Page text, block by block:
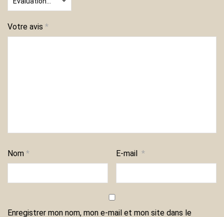
Votre avis *
Nom * E-mail*
Enregistrer mon nom, mon e-mail et mon site dans le